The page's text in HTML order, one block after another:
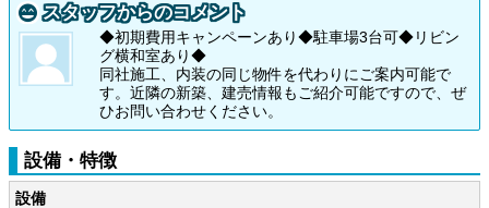
スタッフからのコメント
◆初期費用キャンペーンあり◆駐車場3台可◆リビン
グ横和室あり◆
同社施工、内装の同じ物件を代わりにご案内可能で
す。近隣の新築、建売情報もご紹介可能ですので、ぜ
ひお問い合わせください。
設備・特徴
設備